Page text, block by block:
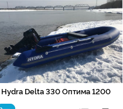
Hydra Delta 330 Оптима 1200